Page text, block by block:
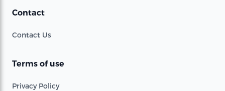
Contact
Contact Us
Terms of use
Privacy Policy